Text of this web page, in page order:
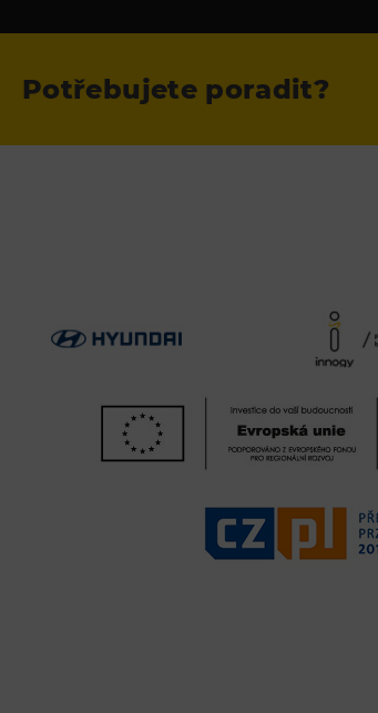
Potřebujete poradit?